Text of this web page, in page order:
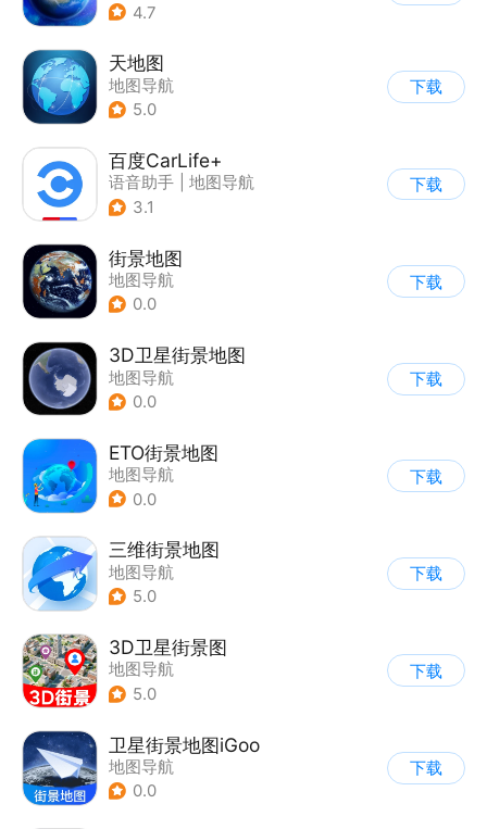
4.7
天地图
地图导航
5.0
下载
百度CarLife+
语音助手
地图导航
3.1
下载
街景地图
地图导航
0.0
下载
3D卫星街景地图
地图导航
0.0
下载
ETO街景地图
地图导航
0.0
下载
三维街景地图
地图导航
5.0
下载
3D卫星街景图
地图导航
5.0
下载
卫星街景地图iGoo
地图导航
0.0
下载